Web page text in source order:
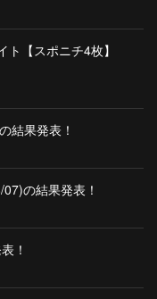
【スポニチ4枚】
結果発表！
の結果発表！
！